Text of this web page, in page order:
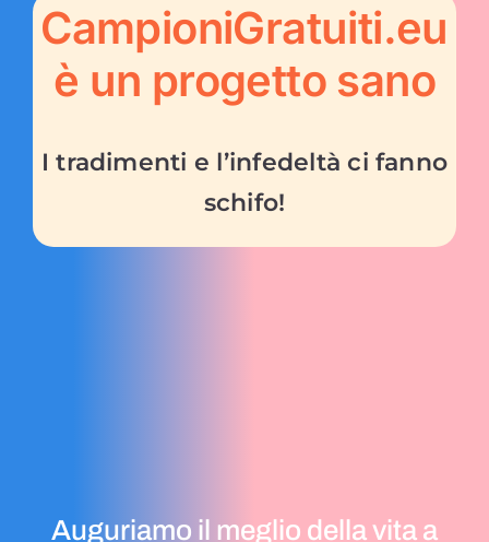
CampioniGratuiti.eu
è un progetto sano
I tradimenti e l’infedeltà ci fanno
schifo!
Auguriamo il meglio della vita a